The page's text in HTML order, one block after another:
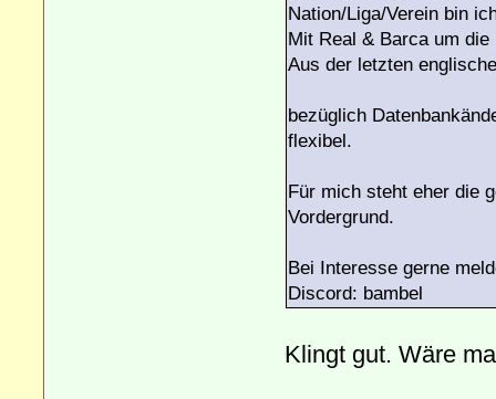
Nation/Liga/Verein bin
Mit Real & Barca um
Aus der letzten
bezüglich
flexibel.
Für mich steht eher die
Vordergrund.
Bei Interesse gerne
Discord: bambel
Klingt gut. Wäre